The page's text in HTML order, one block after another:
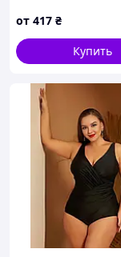
от 417 ₴
Купить